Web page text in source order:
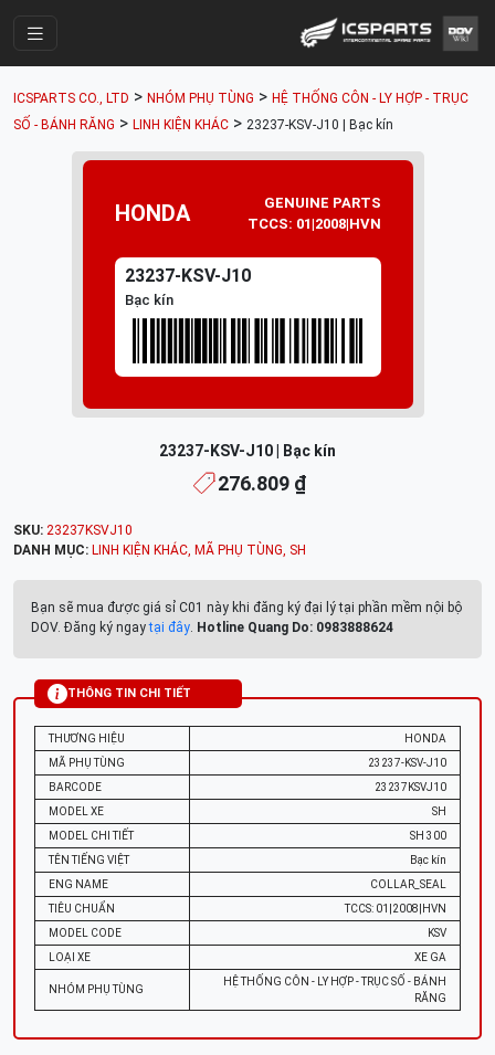
Cửa Hàng
Parts Catalogue
Mã Phụ Tùng
Tài khoản
ICSPARTS CO., LTD > NHÓM PHỤ TÙNG > HỆ THỐNG CÔN - LY HỢP - TRỤC
SỐ - BÁNH RĂNG > LINH KIỆN KHÁC > 23237-KSV-J10 | Bạc kín
HONDA
GENUINE PARTS
TCCS: 01|2008|HVN
23237-KSV-J10
Bạc kín
23237-KSV-J10 | Bạc kín
276.809 ₫
SKU: 23237KSVJ10
DANH MỤC: LINH KIỆN KHÁC, MÃ PHỤ TÙNG, SH
Bạn sẽ mua được giá sỉ C01 này khi đăng ký đại lý tại phần mềm nội bộ
DOV. Đăng ký ngaytại đây. Hotline Quang Do: 0983888624
THÔNG TIN CHI TIẾT
THƯƠNG HIỆU
HONDA
MÃ PHỤ TÙNG
23237-KSV-J10
BARCODE
23237KSVJ10
MODEL XE
SH
MODEL CHI TIẾT
SH 300
TÊN TIẾNG VIỆT
Bạc kín
ENG NAME
COLLAR_SEAL
TIÊU CHUẨN
TCCS: 01|2008|HVN
MODEL CODE
KSV
LOẠI XE
XE GA
NHÓM PHỤ TÙNG
HỆ THỐNG CÔN - LY HỢP - TRỤC SỐ - BÁNH
RĂNG